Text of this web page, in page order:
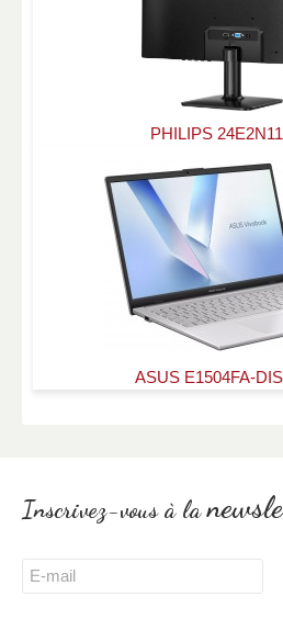
PHILIPS
ASUS E1504FA-
Inscrivez-vous à la